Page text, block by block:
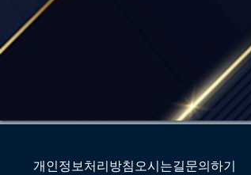
개인정보처리방침오시는길문의하기